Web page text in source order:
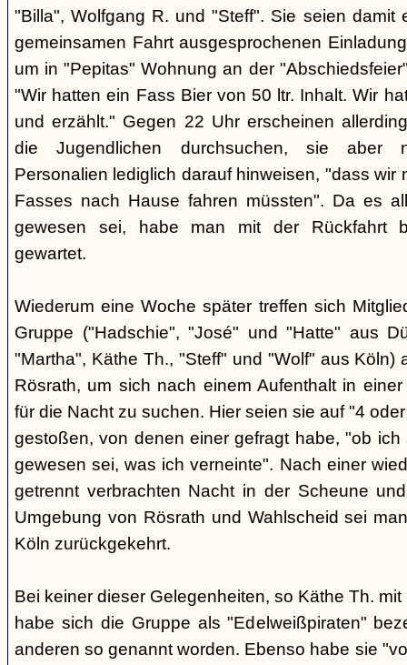
"Billa", Wolfgang R. und "Steff". Sie seien damit
gemeinsamen Fahrt ausgesprochenen
um in "Pepitas" Wohnung an der
"Wir hatten ein Fass Bier von 50 ltr. Inhalt. Wir
und erzählt." Gegen 22 Uhr erscheinen
die Jugendlichen durchsuchen, sie aber
Personalien lediglich darauf hinweisen, "dass wir
Fasses nach Hause fahren müssten". Da es
gewesen sei, habe man mit der Rückfahrt
gewartet.
Wiederum eine Woche später treffen sich
Gruppe ("Hadschie", "José" und "Hatte" aus
"Martha", Käthe Th., "Steff" und "Wolf" aus Köln)
Rösrath, um sich nach einem Aufenthalt in
für die Nacht zu suchen. Hier seien sie auf "4
gestoßen, von denen einer gefragt habe, "ob
gewesen sei, was ich verneinte". Nach einer
getrennt verbrachten Nacht in der Scheune
Umgebung von Rösrath und Wahlscheid sei
Köln zurückgekehrt.
Bei keiner dieser Gelegenheiten, so Käthe Th.
habe sich die Gruppe als "Edelweißpiraten"
anderen so genannt worden. Ebenso habe sie